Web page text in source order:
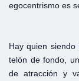
egocentrismo es
Hay quien
telón de fondo,
de atracción y